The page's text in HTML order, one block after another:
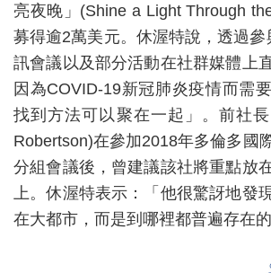
亮夜晚」(Shine a Light Through
募得逾2萬美元。休渥特說，透過參
訊會議以及部分活動在社群媒體上
因為COVID-19新冠肺炎疫情而需
找到方法可以聚在一起」。前社
Robertson)在參加2018年多倫多國
分組會議後，曾建議該社將重點放
上。休渥特表示：「他很驚訝地發
在大都市，而是到哪裡都普遍存在的